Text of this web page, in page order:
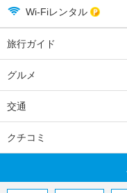
Wi-Fiレンタル
旅行ガイド
グルメ
交通
クチコミ